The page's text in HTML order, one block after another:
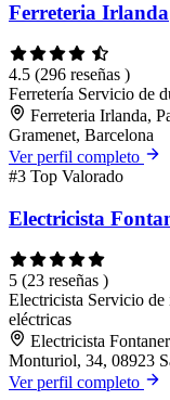
Ferreteria Irlanda
4.5 (296 reseñas )
Ferretería Servicio de
Ferreteria Irlanda,
Gramenet, Barcelona
Ver perfil completo
#3 Top Valorado
Electricista
5 (23 reseñas )
Electricista Servicio de
eléctricas
Electricista
Monturiol, 34, 08923
Ver perfil completo